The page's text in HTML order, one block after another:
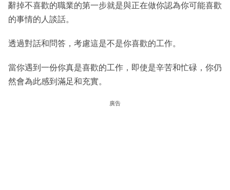
辭掉不喜歡的職業的第一步就是與正在做你認為你可能喜歡
的事情的人談話。
透過對話和問答，考慮這是不是你喜歡的工作。
當你遇到一份你真是喜歡的工作，即使是辛苦和忙碌，你仍
然會為此感到滿足和充實。
廣告